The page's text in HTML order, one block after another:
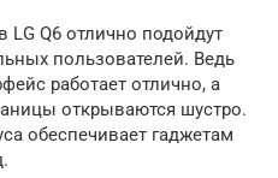
LG Q6 отлично подойдут
пользователей. Ведь
работает отлично, а
открываются шустро.
обеспечивает гаджетам